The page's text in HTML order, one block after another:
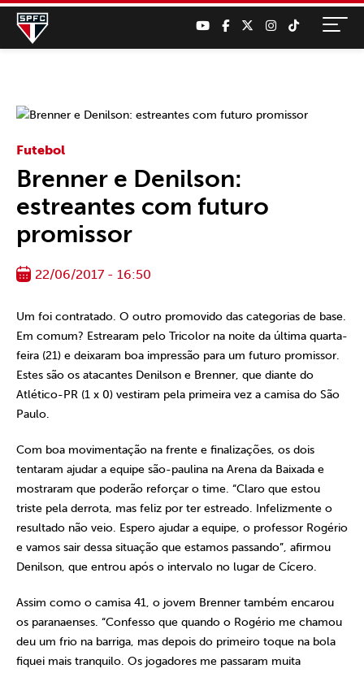
Futebol
Brenner e Denilson:
estreantes com futuro
promissor
22/06/2017 - 16:50
Um foi contratado. O outro promovido das categorias de base.
Em comum? Estrearam pelo Tricolor na noite da última quarta-
feira (21) e deixaram boa impressão para um futuro promissor.
Estes são os atacantes Denilson e Brenner, que diante do
Atlético-PR (1 x 0) vestiram pela primeira vez a camisa do São
Paulo.
Com boa movimentação na frente e finalizações, os dois
tentaram ajudar a equipe são-paulina na Arena da Baixada e
mostraram que poderão reforçar o time. “Claro que estou
triste pela derrota, mas feliz por ter estreado. Infelizmente o
resultado não veio. Espero ajudar a equipe, o professor Rogério
e vamos sair dessa situação que estamos passando”, afirmou
Denilson, que entrou após o intervalo no lugar de Cícero.
Assim como o camisa 41, o jovem Brenner também encarou
os paranaenses. “Confesso que quando o Rogério me chamou
deu um frio na barriga, mas depois do primeiro toque na bola
fiquei mais tranquilo. Os jogadores me passaram muita